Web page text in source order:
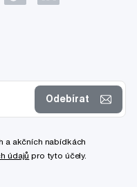
Odebírat
a akčních nabídkách
údajů pro tyto účely.